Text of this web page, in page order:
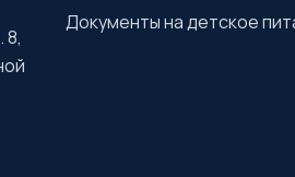
8,
Документы на детское